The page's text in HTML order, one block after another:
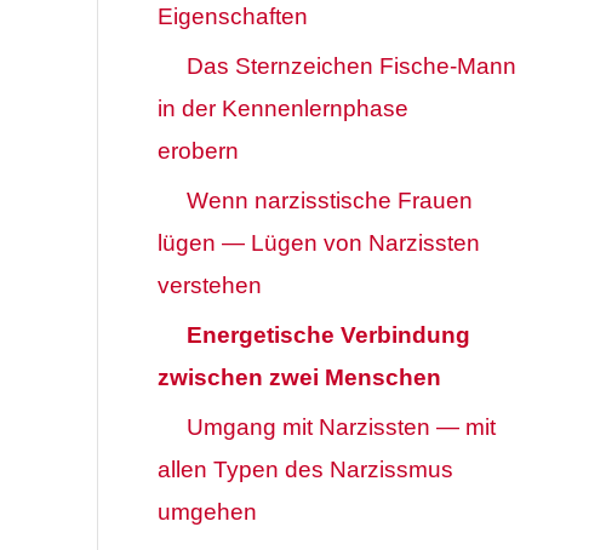
Eigenschaften
Das Sternzeichen Fische-Mann
in der Kennenlernphase
erobern
Wenn narzisstische Frauen
lügen — Lügen von Narzissten
verstehen
Energetische Verbindung
zwischen zwei Menschen
Umgang mit Narzissten — mit
allen Typen des Narzissmus
umgehen